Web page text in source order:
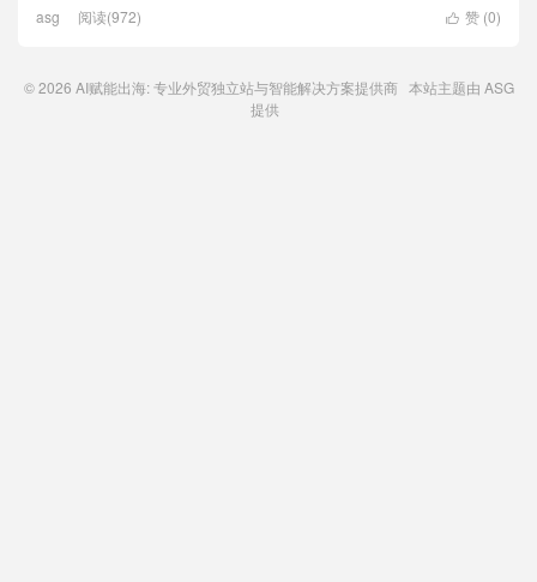
 赞 (0)
asg 阅读(972)
© 2026 AI赋能出海: 专业外贸独立站与智能解决方案提供商本站主题由 ASG
提供